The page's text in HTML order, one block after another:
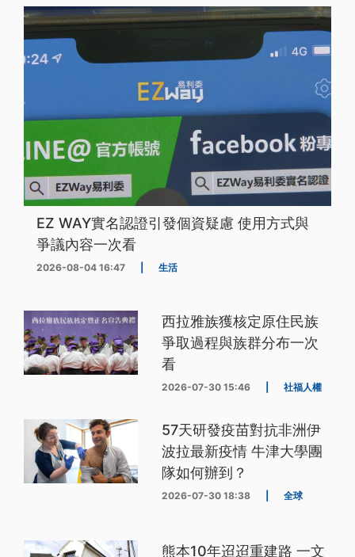
EZ WAY實名認證引發個資疑慮 使用方式與
爭議內容一次看
2026-08-04 16:47 生活
西拉雅族獲核定原住民族
爭取過程與族群分布一次
看
2026-07-30 15:46 社福人權
57天研發疫苗對抗非洲伊
波拉最新疫情 牛津大學團
隊如何辦到？
2026-07-30 18:38 全球
熊本10年迢迢重建路 一文